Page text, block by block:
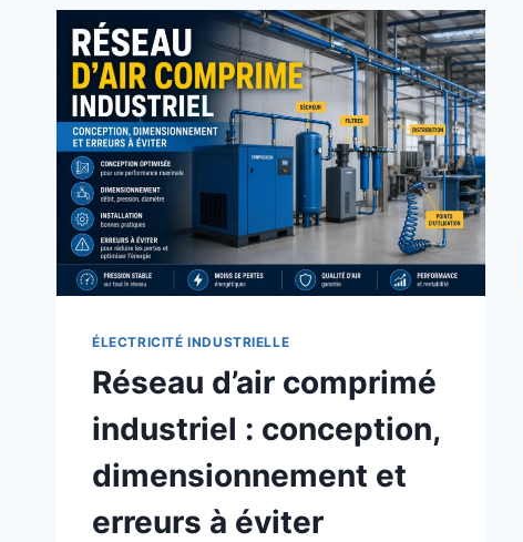
CÂBLAGE
ET
ERREURS
À
ÉVITER
(GUIDE
COMPLET)
ÉLECTRICITÉ INDUSTRIELLE
Réseau d’air comprimé
industriel : conception,
dimensionnement et
erreurs à éviter